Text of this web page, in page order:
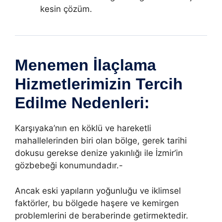
kesin çözüm.
Menemen İlaçlama
Hizmetlerimizin Tercih
Edilme Nedenleri:
Karşıyaka’nın en köklü ve hareketli
mahallelerinden biri olan bölge, gerek tarihi
dokusu gerekse denize yakınlığı ile İzmir’in
gözbebeği konumundadır.-
Ancak eski yapıların yoğunluğu ve iklimsel
faktörler, bu bölgede haşere ve kemirgen
problemlerini de beraberinde getirmektedir.